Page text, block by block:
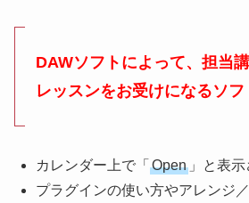
DAWソフトによって、担当
レッスンをお受けになるソ
カレンダー上で「 Open 」と表
プラグインの使い方やアレンジ